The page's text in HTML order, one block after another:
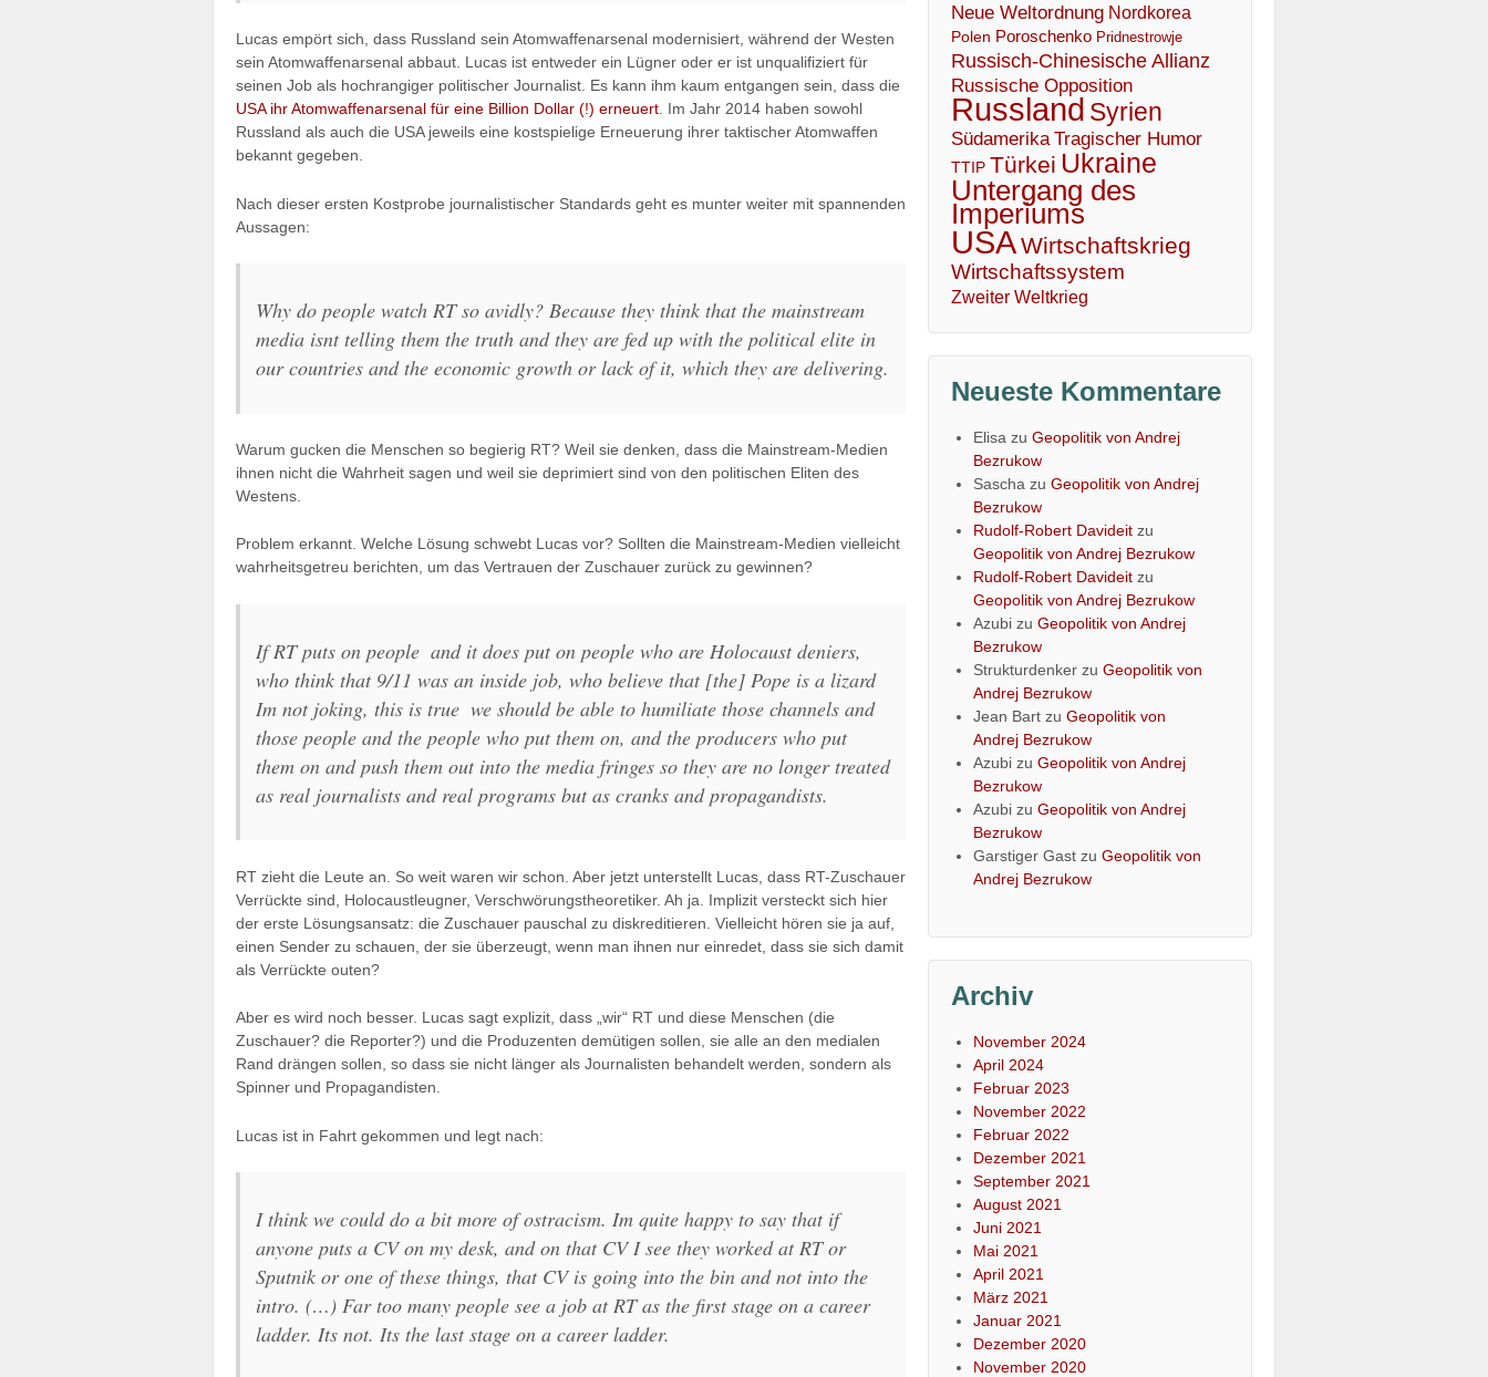
Lucas empört sich, dass Russland sein Atomwaffenarsenal modernisiert, während der Westen
sein Atomwaffenarsenal abbaut. Lucas ist entweder ein Lügner oder er ist unqualifiziert für
seinen Job als hochrangiger politischer Journalist. Es kann ihm kaum entgangen sein, dass die
USA ihr Atomwaffenarsenal für eine Billion Dollar (!) erneuert. Im Jahr 2014 haben sowohl
Russland als auch die USA jeweils eine kostspielige Erneuerung ihrer taktischer Atomwaffen
bekannt gegeben.
Nach dieser ersten Kostprobe journalistischer Standards geht es munter weiter mit spannenden
Aussagen:
Why do people watch RT so avidly? Because they think that the mainstream
media isnt telling them the truth and they are fed up with the political elite in
our countries and the economic growth or lack of it, which they are delivering.
Warum gucken die Menschen so begierig RT? Weil sie denken, dass die Mainstream-Medien
ihnen nicht die Wahrheit sagen und weil sie deprimiert sind von den politischen Eliten des
Westens.
Problem erkannt. Welche Lösung schwebt Lucas vor? Sollten die Mainstream-Medien vielleicht
wahrheitsgetreu berichten, um das Vertrauen der Zuschauer zurück zu gewinnen?
If RT puts on people  and it does put on people who are Holocaust deniers,
who think that 9/11 was an inside job, who believe that [the] Pope is a lizard 
Im not joking, this is true  we should be able to humiliate those channels and
those people and the people who put them on, and the producers who put
them on and push them out into the media fringes so they are no longer treated
as real journalists and real programs but as cranks and propagandists.
RT zieht die Leute an. So weit waren wir schon. Aber jetzt unterstellt Lucas, dass RT-Zuschauer
Verrückte sind, Holocaustleugner, Verschwörungstheoretiker. Ah ja. Implizit versteckt sich hier
der erste Lösungsansatz: die Zuschauer pauschal zu diskreditieren. Vielleicht hören sie ja auf,
einen Sender zu schauen, der sie überzeugt, wenn man ihnen nur einredet, dass sie sich damit
als Verrückte outen?
Aber es wird noch besser. Lucas sagt explizit, dass „wir“ RT und diese Menschen (die
Zuschauer? die Reporter?) und die Produzenten demütigen sollen, sie alle an den medialen
Rand drängen sollen, so dass sie nicht länger als Journalisten behandelt werden, sondern als
Spinner und Propagandisten.
Lucas ist in Fahrt gekommen und legt nach:
I think we could do a bit more of ostracism. Im quite happy to say that if
anyone puts a CV on my desk, and on that CV I see they worked at RT or
Sputnik or one of these things, that CV is going into the bin and not into the
intro. (…) Far too many people see a job at RT as the first stage on a career
ladder. Its not. Its the last stage on a career ladder.
Neue Weltordnung Nordkorea
Polen Poroschenko Pridnestrowje
Russisch-Chinesische Allianz
Russische Opposition
Russland Syrien
Südamerika Tragischer Humor
TTIP Türkei Ukraine
Untergang des
Imperiums
USAWirtschaftskrieg
Wirtschaftssystem
Zweiter Weltkrieg
Neueste Kommentare
Elisa zuGeopolitik von Andrej
Bezrukow
Sascha zuGeopolitik von Andrej
Bezrukow
Rudolf-Robert Davideit zu
Geopolitik von Andrej Bezrukow
Rudolf-Robert Davideit zu
Geopolitik von Andrej Bezrukow
Azubi zuGeopolitik von Andrej
Bezrukow
Strukturdenker zuGeopolitik von
Andrej Bezrukow
Jean Bart zuGeopolitik von
Andrej Bezrukow
Azubi zuGeopolitik von Andrej
Bezrukow
Azubi zuGeopolitik von Andrej
Bezrukow
Garstiger Gast zuGeopolitik von
Andrej Bezrukow
Archiv
November 2024
April 2024
Februar 2023
November 2022
Februar 2022
Dezember 2021
September 2021
August 2021
Juni 2021
Mai 2021
April 2021
März 2021
Januar 2021
Dezember 2020
November 2020